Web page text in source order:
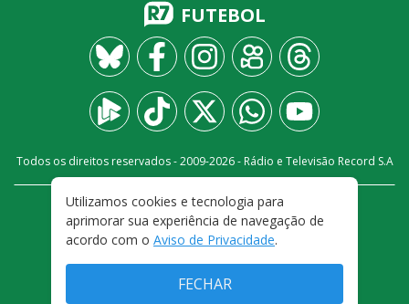
FUTEBOL
Todos os direitos reservados - 2009-2026- Rádio e Televisão Record S.A
FALE CONOSCO
PRIVACIDADE
TERMOS E CONDIÇÕES DE USO
Utilizamos cookies e tecnologia para
aprimorar sua experiência de navegação de
acordo com o Aviso de Privacidade.
FECHAR